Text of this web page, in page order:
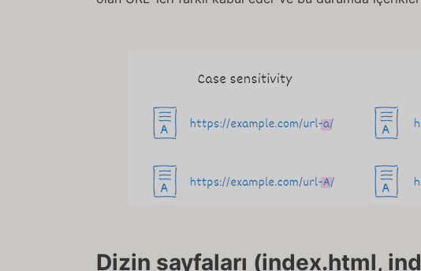
Dizin sayfaları (index.html,